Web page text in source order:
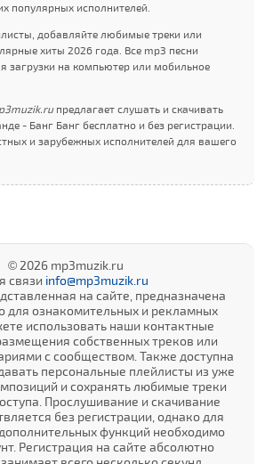
популярных исполнителей.
добавляйте любимые треки или
хиты 2026 года. Все mp3 песни
загрузки на компьютер или мобильное
предлагает слушать и скачивать
- Банг Банг бесплатно и без регистрации.
и зарубежных исполнителей для вашего
© 2026 mp3muzik.ru
связи info@mp3muzik.ru
на сайте, предназначена
для ознакомительных и рекламных
использовать наши контактные
собственных треков или
с сообществом. Также доступна
персональные плейлисты из уже
и сохранять любимые треки
Прослушивание и скачивание
без регистрации, однако для
функций необходимо
Регистрация на сайте абсолютно